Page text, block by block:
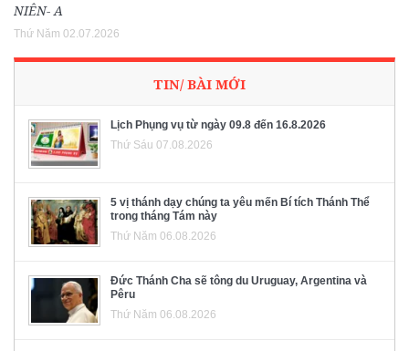
NIÊN- A
Thứ Năm 02.07.2026
TIN/ BÀI MỚI
Lịch Phụng vụ từ ngày 09.8 đến 16.8.2026
Thứ Sáu 07.08.2026
5 vị thánh dạy chúng ta yêu mến Bí tích Thánh Thể
trong tháng Tám này
Thứ Năm 06.08.2026
Đức Thánh Cha sẽ tông du Uruguay, Argentina và
Pêru
Thứ Năm 06.08.2026